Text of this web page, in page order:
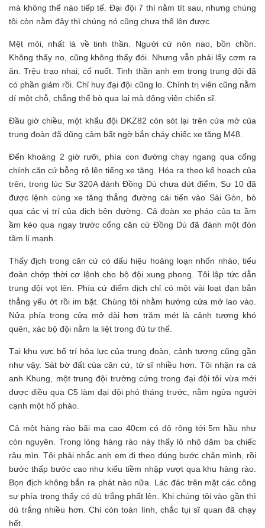
mà không thể nào tiếp tế. Đại đội 7 thì nằm tít sau, nhưng chúng
tôi còn nằm đây thì chúng nó cũng chưa thể lên được.
Mệt mỏi, nhất là về tinh thần. Người cứ nôn nao, bồn chồn.
Không thấy no, cũng không thấy đói. Nhưng vẫn phải lấy cơm ra
ăn. Trệu trạo nhai, cố nuốt. Tinh thần anh em trong trung đội đã
có phần giảm rồi. Chỉ huy đại đội cũng lo. Chính trị viên cũng nằm
dí một chỗ, chẳng thể bò qua lại mà động viên chiến sĩ.
Đầu giờ chiều, một khẩu đội DKZ82 còn sót lại trên cửa mở của
trung đoàn đã dũng cảm bất ngờ bắn cháy chiếc xe tăng M48.
Đến khoảng 2 giờ rưỡi, phía con đường chạy ngang qua cổng
chính căn cứ bỗng rộ lên tiếng xe tăng. Hóa ra theo kế hoạch của
trên, trong lúc Sư 320A đánh Đồng Dù chưa dứt điểm, Sư 10 đã
được lệnh cùng xe tăng thẳng đường cái tiến vào Sài Gòn, bỏ
qua các vị trí của địch bên đường. Cả đoàn xe pháo của ta ầm
ầm kéo qua ngay trước cổng căn cứ Đồng Dù đã đánh một đòn
tâm lí mạnh.
Thấy địch trong căn cứ có dấu hiệu hoảng loạn nhốn nháo, tiểu
đoàn chớp thời cơ lệnh cho bộ đội xung phong. Tôi lập tức dẫn
trung đội vọt lên. Phía cứ điểm địch chỉ có một vài loạt đạn bắn
thẳng yếu ớt rồi im bặt. Chúng tôi nhằm hướng cửa mở lao vào.
Nửa phía trong cửa mở dài hơn trăm mét là cảnh tượng khó
quên, xác bộ đội nằm la liệt trong đủ tư thế.
Tại khu vực bố trí hỏa lực của trung đoàn, cảnh tượng cũng gần
như vậy. Sát bờ đất của căn cứ, tử sĩ nhiều hơn. Tôi nhận ra cả
anh Khung, một trung đội trưởng cứng trong đại đội tôi vừa mới
được điều qua C5 làm đại đội phó tháng trước, nằm ngửa người
cạnh một hố pháo.
Cả một hàng rào bãi mạ cao 40cm có độ rộng tới 5m hầu như
còn nguyên. Trong lòng hàng rào này thấy lô nhô dăm ba chiếc
râu mìn. Tôi phải nhắc anh em đi theo đúng bước chân mình, rồi
bước thấp bước cao như kiểu tiềm nhập vượt qua khu hàng rào.
Bọn địch không bắn ra phát nào nữa. Lác đác trên mặt các công
sự phía trong thấy có dù trắng phất lên. Khi chúng tôi vào gần thì
dù trắng nhiều hơn. Chỉ còn toàn lính, chắc tụi sĩ quan đã chạy
hết.